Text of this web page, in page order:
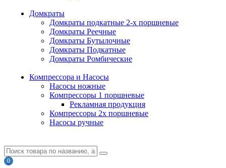
Домкраты
Домкраты подкатные 2-х поршневые
Домкраты Реечные
Домкраты Бутылочные
Домкраты Подкатные
Домкраты Ромбические
Компрессора и Насосы
Насосы ножные
Компрессоры 1 поршневые
Рекламная продукция
Компрессоры 2х поршневые
Насосы ручные
0